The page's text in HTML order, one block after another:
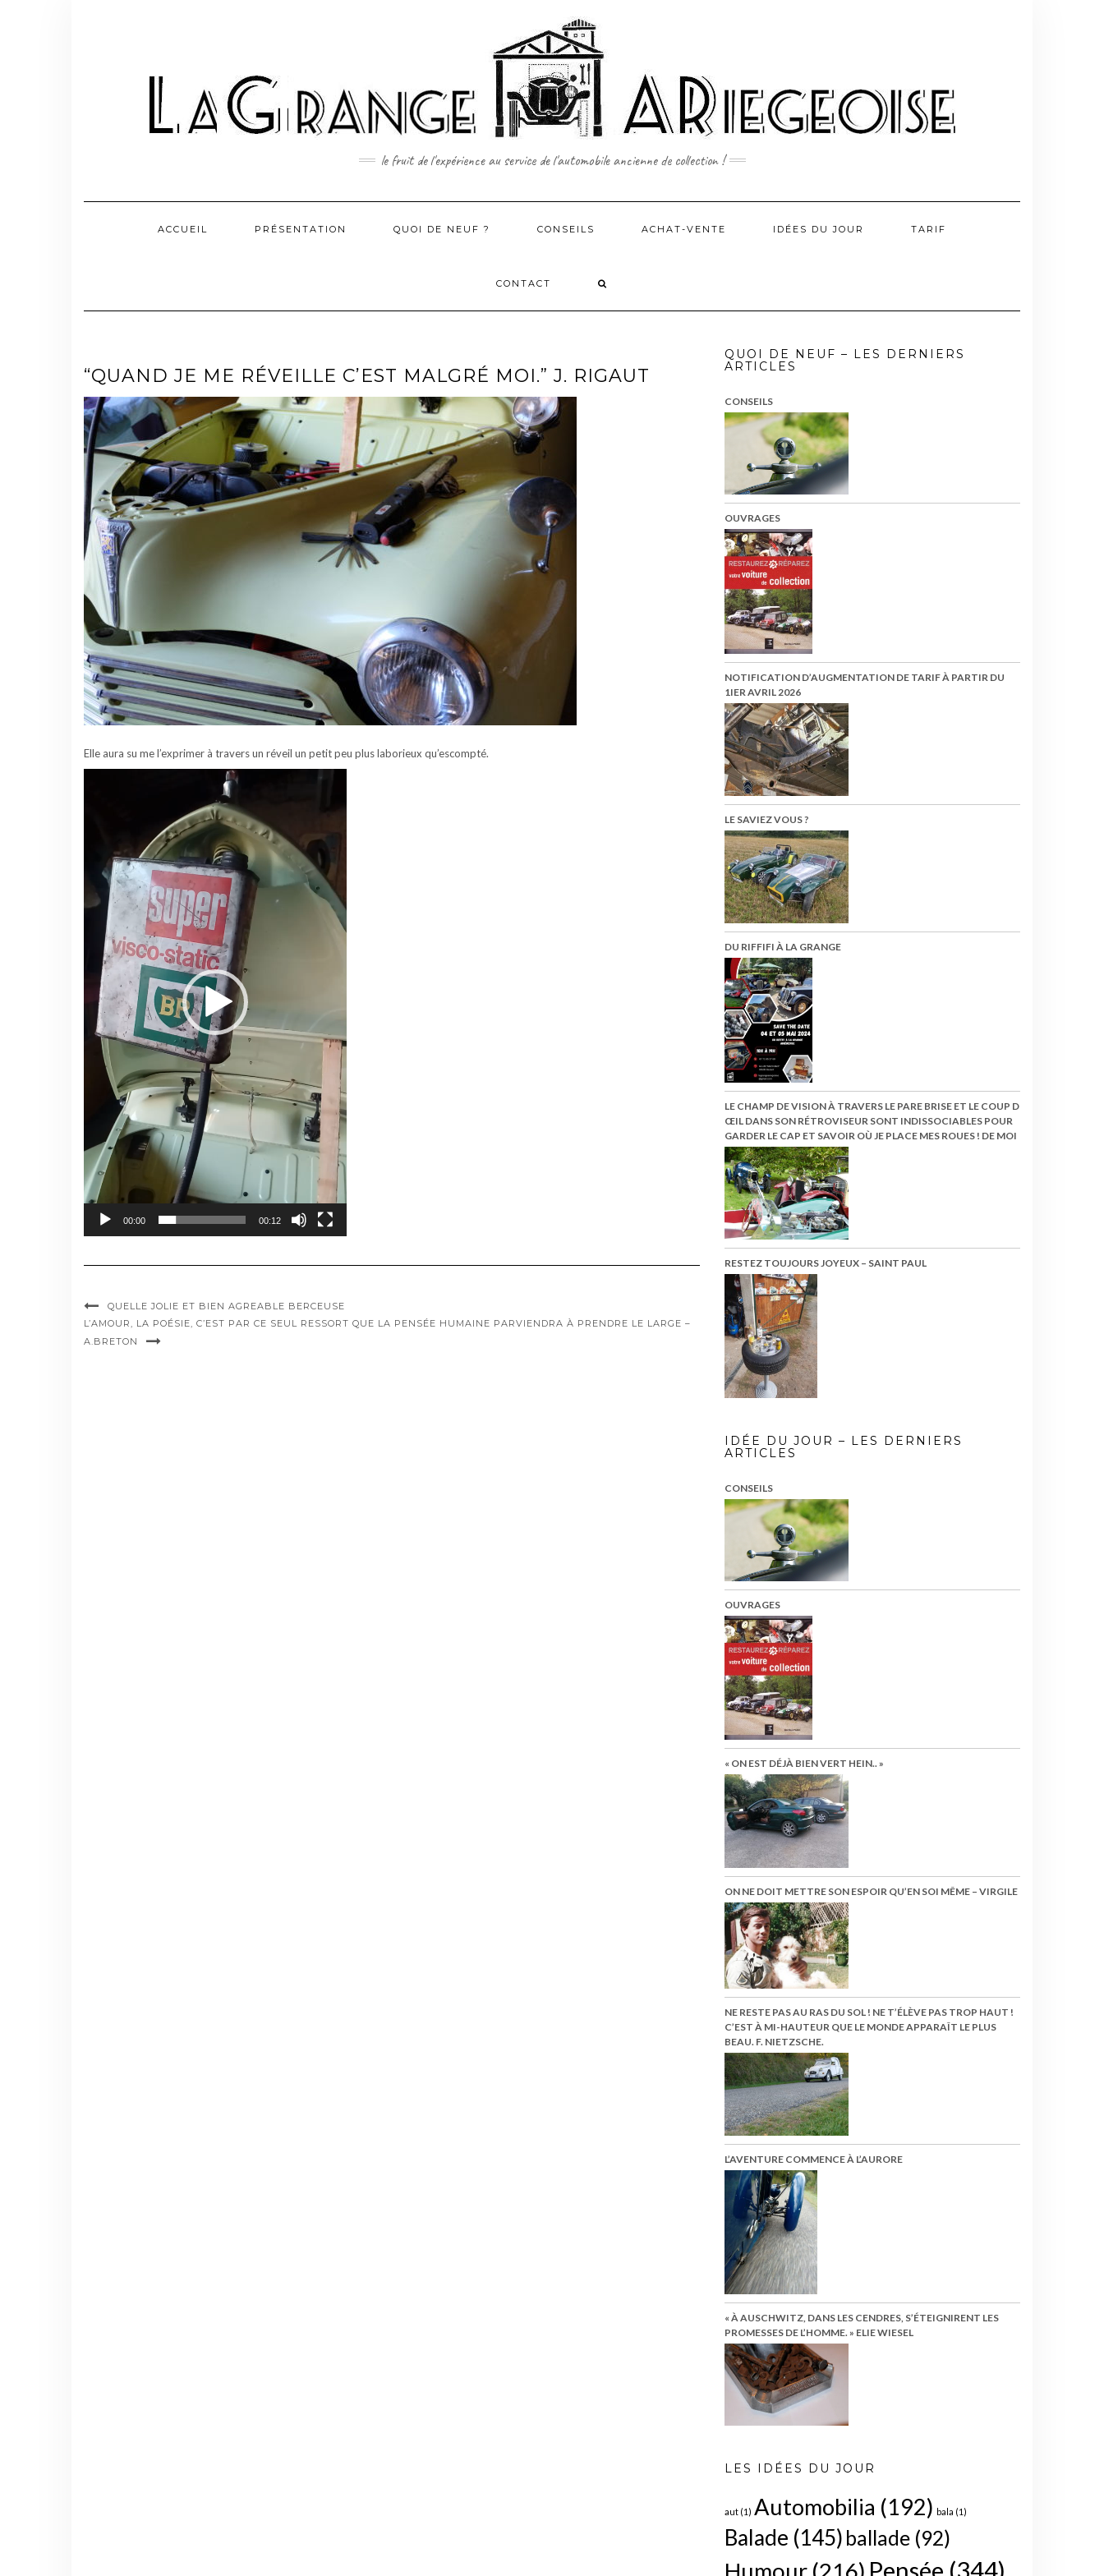
le fruit de l'expérience au service de l'automobile ancienne de collection !
ACCUEIL PRÉSENTATION QUOI DE NEUF ? CONSEILS ACHAT-VENTE IDÉES DU JOUR TARIF
CONTACT
“QUAND JE ME RÉVEILLE C’EST MALGRÉ MOI.” J. RIGAUT
Elle aura su me l’exprimer à travers un réveil un petit peu plus laborieux qu’escompté.
00:00 00:12
QUELLE JOLIE ET BIEN AGREABLE BERCEUSE
L’AMOUR, LA POÉSIE, C’EST PAR CE SEUL RESSORT QUE LA PENSÉE HUMAINE PARVIENDRA À PRENDRE LE LARGE –
A.BRETON
QUOI DE NEUF – LES DERNIERS
ARTICLES
CONSEILS
OUVRAGES
NOTIFICATION D’AUGMENTATION DE TARIF À PARTIR DU
1IER AVRIL 2026
LE SAVIEZ VOUS ?
DU RIFFIFI À LA GRANGE
LE CHAMP DE VISION À TRAVERS LE PARE BRISE ET LE COUP D
ŒIL DANS SON RÉTROVISEUR SONT INDISSOCIABLES POUR
GARDER LE CAP ET SAVOIR OÙ JE PLACE MES ROUES ! DE MOI
RESTEZ TOUJOURS JOYEUX – SAINT PAUL
IDÉE DU JOUR – LES DERNIERS
ARTICLES
CONSEILS
OUVRAGES
« ON EST DÉJÀ BIEN VERT HEIN.. »
ON NE DOIT METTRE SON ESPOIR QU’EN SOI MÊME – VIRGILE
NE RESTE PAS AU RAS DU SOL ! NE T’ÉLÈVE PAS TROP HAUT !
C’EST À MI-HAUTEUR QUE LE MONDE APPARAÎT LE PLUS
BEAU. F. NIETZSCHE.
L’AVENTURE COMMENCE À L’AURORE
« À AUSCHWITZ, DANS LES CENDRES, S’ÉTEIGNIRENT LES
PROMESSES DE L’HOMME. » ELIE WIESEL
LES IDÉES DU JOUR
aut (1) Automobilia (192) bala (1)
Balade (145) ballade (92)
Pensée (344)